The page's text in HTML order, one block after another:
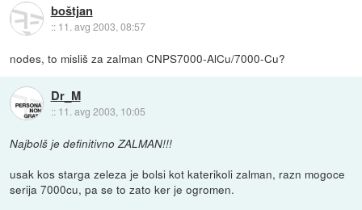
boštjan
:: 11. avg 2003, 08:57
nodes, to misliš za zalman CNPS7000-AlCu/7000-Cu?
Dr_M
:: 11. avg 2003, 10:05
Najbolš je definitivno ZALMAN!!!
usak kos starga zeleza je bolsi kot katerikoli zalman, razn mogoce
serija 7000cu, pa se to zato ker je ogromen.